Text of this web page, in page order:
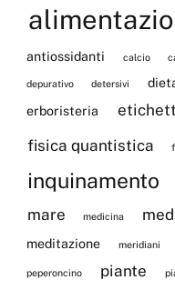
antiossidanti calcio
depurativo detersivi
erboristeria
fisica quantistica
inquinamento
mare medicina
meditazione meridiani
peperoncino piante